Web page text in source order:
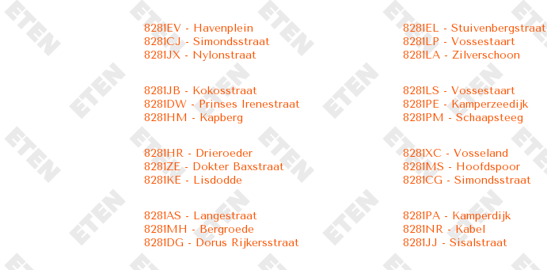
8281EV - Havenplein
8281CJ - Simondsstraat
8281JX - Nylonstraat
8281EL - Stuivenbergstraat
8281LP - Vossestaart
8281LA - Zilverschoon
8281JB - Kokosstraat
8281DW - Prinses Irenestraat
8281HM - Kapberg
8281LS - Vossestaart
8281PE - Kamperzeedijk
8281PM - Schaapsteeg
8281HR - Drieroeder
8281ZE - Dokter Baxstraat
8281KE - Lisdodde
8281XC - Vosseland
8281MS - Hoofdspoor
8281CG - Simondsstraat
8281AS - Langestraat
8281MH - Bergroede
8281DG - Dorus Rijkersstraat
8281PA - Kamperdijk
8281NR - Kabel
8281JJ - Sisalstraat